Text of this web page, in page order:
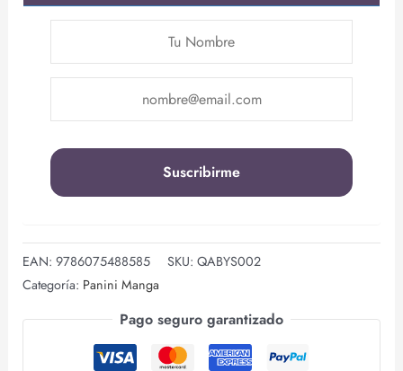
EAN: 9786075488585 SKU: QABYS002
Categoría: Panini Manga
Pago seguro garantizado